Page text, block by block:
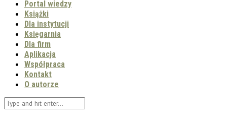
Portal wiedzy
Książki
Dla instytucji
Księgarnia
Dla firm
Aplikacja
Współpraca
Kontakt
O autorze